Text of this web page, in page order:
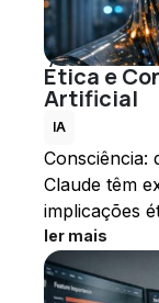
Ética e
Artificial
IA
Consciência:
Claude têm
implicações
ler mais